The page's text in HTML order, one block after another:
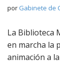
por Gabinete de
La Biblioteca
en marcha la
animación a